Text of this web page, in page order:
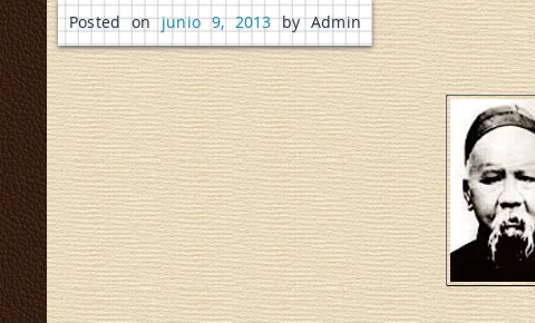
Posted onjunio 9, 2013by Admin